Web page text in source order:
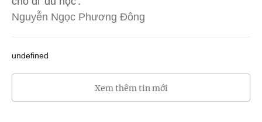
Nguyễn Ngọc Phương Đông
undefined
Xem thêm tin mới